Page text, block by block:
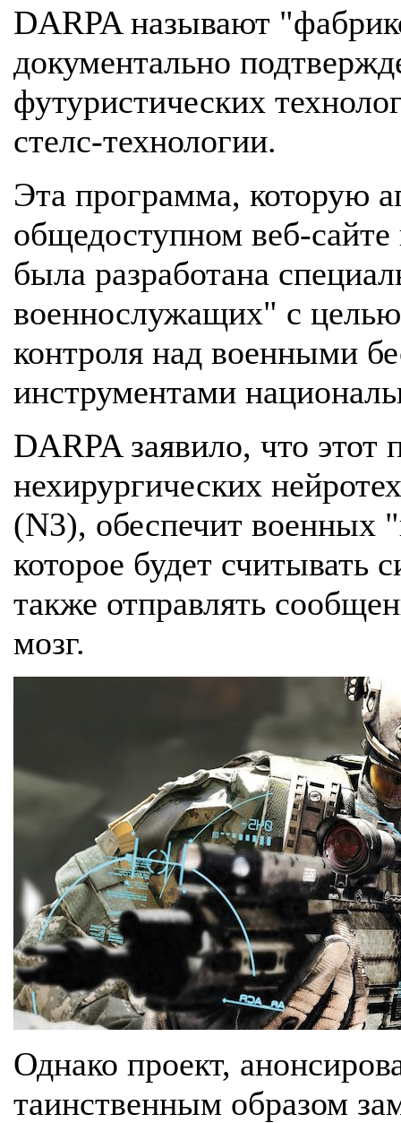
DARPA называют
документально
футуристических
стелс-технологии.
Эта программа, которую
общедоступном веб-
была разработана
военнослужащих" с
контроля над военными
инструментами
DARPA заявило, что
нехирургических
(N3), обеспечит военных
которое будет считывать
также отправлять
мозг.
Однако проект,
таинственным образом